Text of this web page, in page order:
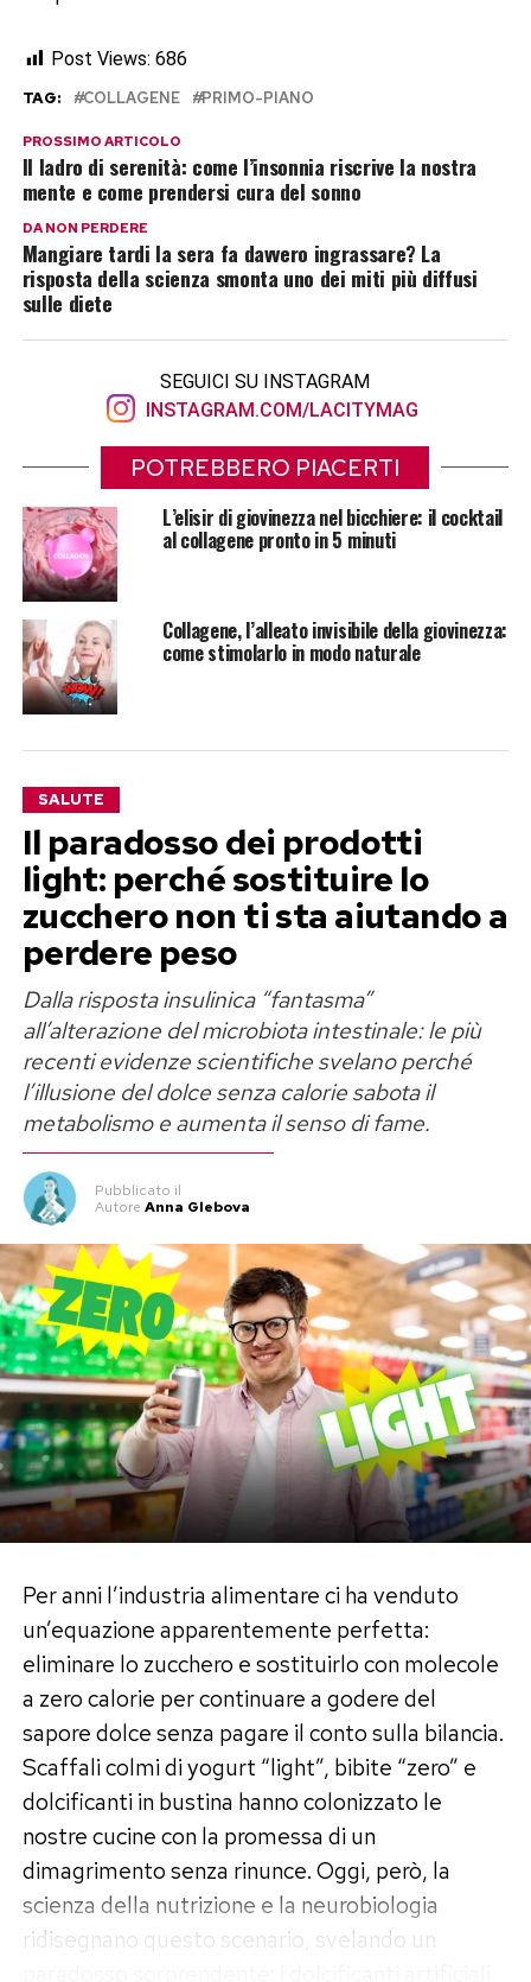
Post Views: 686
TAG: COLLAGENE PRIMO-PIANO
PROSSIMO ARTICOLO
Il ladro di serenità: come l’insonnia riscrive la nostra
mente e come prendersi cura del sonno
DA NON PERDERE
Mangiare tardi la sera fa davvero ingrassare? La
risposta della scienza smonta uno dei miti più diffusi
sulle diete
SEGUICI SU INSTAGRAM
INSTAGRAM.COM/LACITYMAG
POTREBBERO PIACERTI
L’elisir di giovinezza nel bicchiere: il cocktail
al collagene pronto in 5 minuti
Collagene, l’alleato invisibile della giovinezza:
come stimolarlo in modo naturale
SALUTE
Il paradosso dei prodotti
light: perché sostituire lo
zucchero non ti sta aiutando a
perdere peso
Dalla risposta insulinica “fantasma”
all’alterazione del microbiota intestinale: le più
recenti evidenze scientifiche svelano perché
l’illusione del dolce senza calorie sabota il
metabolismo e aumenta il senso di fame.
Pubblicato il
Autore Anna Glebova
Per anni l’industria alimentare ci ha venduto
un’equazione apparentemente perfetta:
eliminare lo zucchero e sostituirlo con molecole
a zero calorie per continuare a godere del
sapore dolce senza pagare il conto sulla bilancia.
Scaffali colmi di yogurt “light”, bibite “zero” e
dolcificanti in bustina hanno colonizzato le
nostre cucine con la promessa di un
dimagrimento senza rinunce. Oggi, però, la
scienza della nutrizione e la neurobiologia
ridisegnano questo scenario, svelando un